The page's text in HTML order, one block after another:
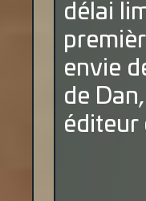
délai
envie
de
éditeur